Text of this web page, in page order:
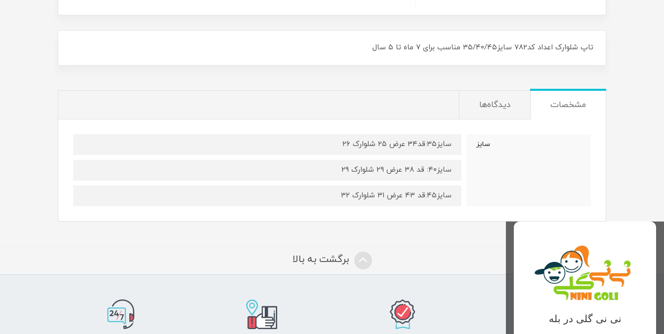
تاپ شلوارک اعداد کد۷۸۲ سایز۳۵/۴۰/۴۵ مناسب برای ۷ ماه تا ۵ سال
مشخصات دیدگاه‌ها
سایز سایز۳۵:قد۳۴ عرض ۲۵ شلوارک ۲۶
سایز۴۰: قد ۳۸ عرض ۲۹ شلوارک ۲۹
سایز۴۵:قد ۴۳ عرض ۳۱ شلوارک ۳۲
نی نی گلی در بله
برگشت به بالا